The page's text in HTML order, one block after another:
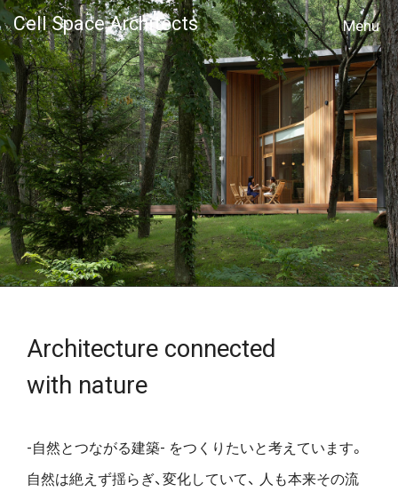
Cell Space Architects
MENU
Architecture connected
with nature
-自然とつながる建築- をつくりたいと考えています。
自然は絶えず揺らぎ、変化していて、
人も本来その流